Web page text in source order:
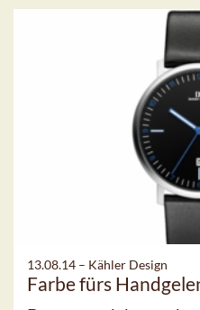
13.08.14 – Kähler Design
Farbe fürs